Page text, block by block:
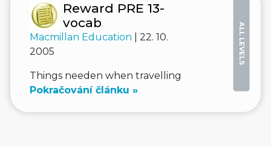
ALL LEVELS
Reward PRE 13-
vocab
Macmillan Education
| 22. 10.
2005
Things needen when travelling
Pokračování článku »